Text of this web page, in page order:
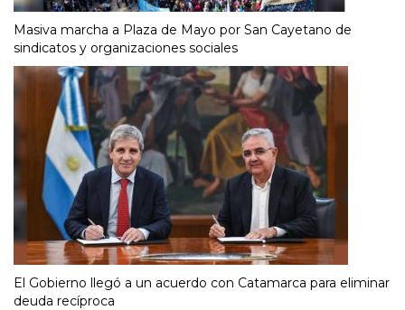
Masiva marcha a Plaza de Mayo por San Cayetano de
sindicatos y organizaciones sociales
El Gobierno llegó a un acuerdo con Catamarca para eliminar
deuda recíproca